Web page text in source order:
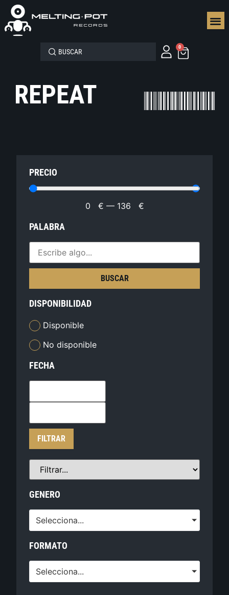
0
REPEAT
PRECIO
0 € — 136 €
PALABRA
BUSCAR
DISPONIBILIDAD
Disponible
No disponible
FECHA
FILTRAR
GENERO
Selecciona...
FORMATO
Selecciona...